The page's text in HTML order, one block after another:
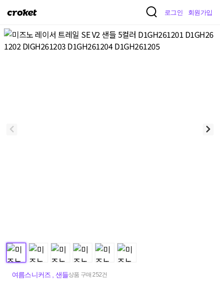
크
켓
로그인 회원가입
여름스니커즈 샌들상품 구매 252건